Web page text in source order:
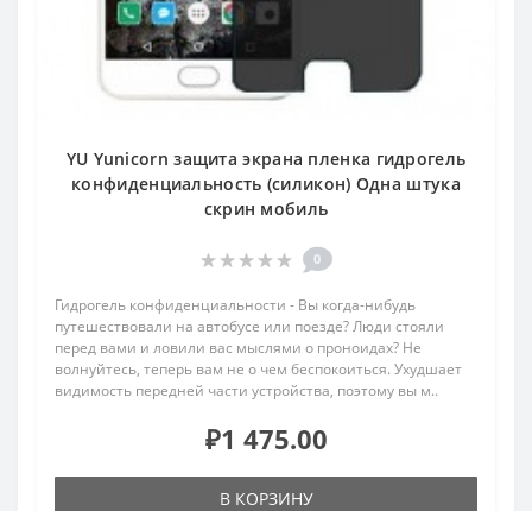
YU Yunicorn защита экрана пленка гидрогель
конфиденциальность (силикон) Одна штука
скрин мобиль
0
Гидрогель конфиденциальности - Вы когда-нибудь
путешествовали на автобусе или поезде? Люди стояли
перед вами и ловили вас мыслями о проноидах? Не
волнуйтесь, теперь вам не о чем беспокоиться. Ухудшает
видимость передней части устройства, поэтому вы м..
₽1 475.00
В КОРЗИНУ